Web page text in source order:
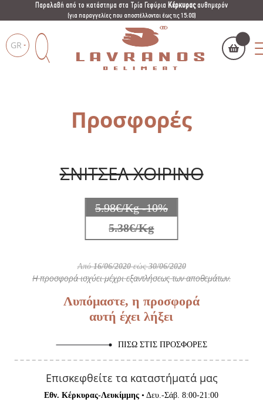
Παραλαβή από το κατάστημα στα Τρία Γεφύρια Κέρκυραςαυθημερόν
(για παραγγελίες που αποστέλλονται έως τις 15:00)
GR
Προσφορές
ΣΝΙΤΣΕΛ ΧΟΙΡΙΝΟ
5.98€/Kg -10%
5.38€/Kg
Από16/06/2020εώς30/06/2020
Η προσφορά ισχύει μέχρι εξαντλήσεως των αποθεμάτων.
Λυπόμαστε, η προσφορά
αυτή έχει λήξει
ΠΊΣΩ ΣΤΙΣ ΠΡΟΣΦΟΡΈΣ
Επισκεφθείτε τα καταστήματά μας
Εθν. Κέρκυρας-Λευκίμμης • Δευ.-Σάβ. 8:00-21:00